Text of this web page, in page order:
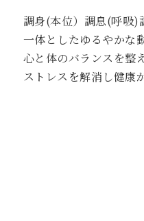
調身(本位）調息(呼吸)
一体としたゆるやかな
心と体のバランスを整
ストレスを解消し健康